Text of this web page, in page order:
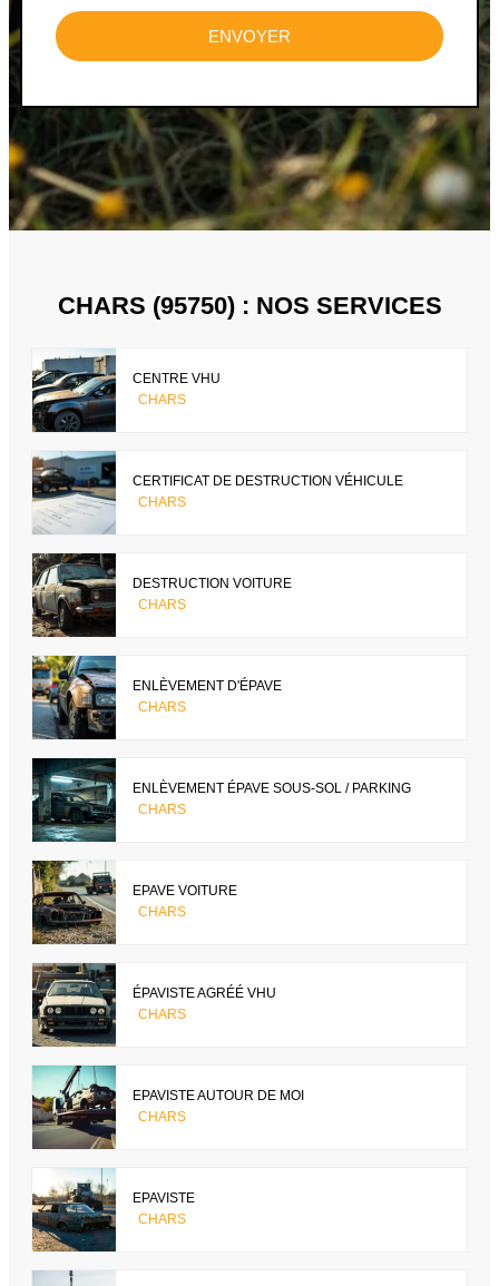
ENVOYER
CHARS (95750) : NOS SERVICES
CENTRE VHU
CHARS
CERTIFICAT DE DESTRUCTION VÉHICULE
CHARS
DESTRUCTION VOITURE
CHARS
ENLÈVEMENT D'ÉPAVE
CHARS
ENLÈVEMENT ÉPAVE SOUS-SOL / PARKING
CHARS
EPAVE VOITURE
CHARS
ÉPAVISTE AGRÉÉ VHU
CHARS
EPAVISTE AUTOUR DE MOI
CHARS
EPAVISTE
CHARS